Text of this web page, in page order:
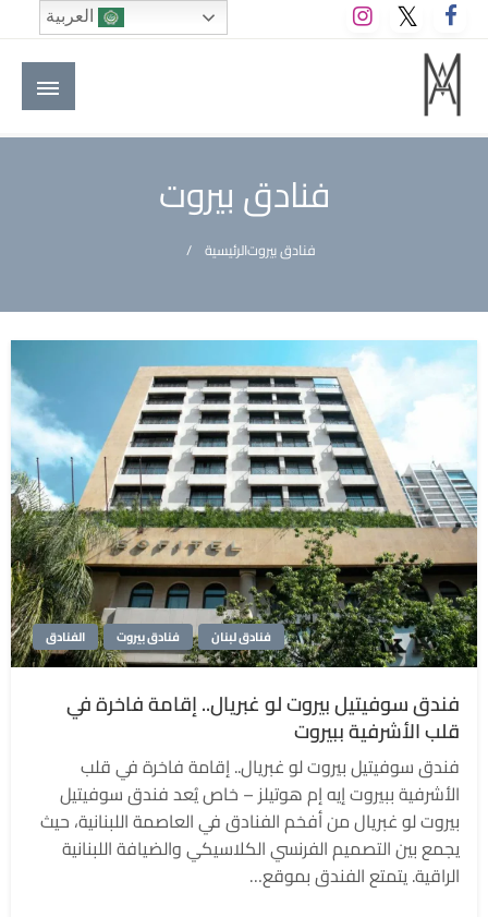
التخطي
إلى
المحتوى
M A hotels | إم ايه هوتيلز
الموقع الأول للعاملين في الفنادق في العالم العربي
فنادق بيروت
الرئيسيةفنادق بيروت
الفنادق فنادق بيروت فنادق لبنان
فندق سوفيتيل بيروت لو غبريال.. إقامة فاخرة في
قلب الأشرفية ببيروت
فندق سوفيتيل بيروت لو غبريال.. إقامة فاخرة في قلب
الأشرفية ببيروت إيه إم هوتيلز – خاص يُعد فندق سوفيتيل
بيروت لو غبريال من أفخم الفنادق في العاصمة اللبنانية، حيث
يجمع بين التصميم الفرنسي الكلاسيكي والضيافة اللبنانية
الراقية. يتمتع الفندق بموقع…
العربية